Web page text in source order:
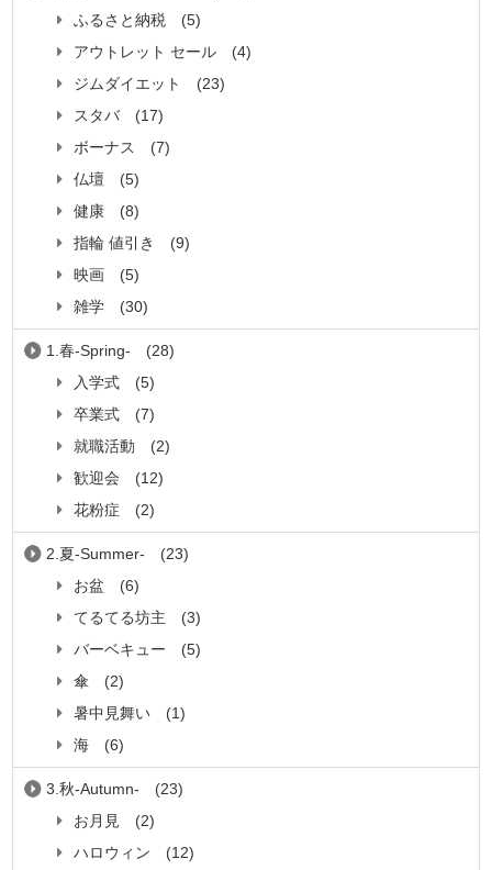
ふるさと納税
(5)
アウトレット セール
(4)
ジムダイエット
(23)
スタバ
(17)
ボーナス
(7)
仏壇
(5)
健康
(8)
指輪 値引き
(9)
映画
(5)
雑学
(30)
1.春-Spring-
(28)
入学式
(5)
卒業式
(7)
就職活動
(2)
歓迎会
(12)
花粉症
(2)
2.夏-Summer-
(23)
お盆
(6)
てるてる坊主
(3)
バーベキュー
(5)
傘
(2)
暑中見舞い
(1)
海
(6)
3.秋-Autumn-
(23)
お月見
(2)
ハロウィン
(12)